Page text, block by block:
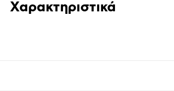
Χαρακτηριστικά